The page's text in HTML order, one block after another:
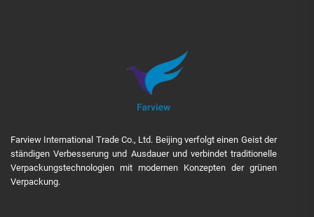
Farview International Trade Co., Ltd. Beijing verfolgt einen Geist der
ständigen Verbesserung und Ausdauer und verbindet traditionelle
Verpackungstechnologien mit modernen Konzepten der grünen
Verpackung.